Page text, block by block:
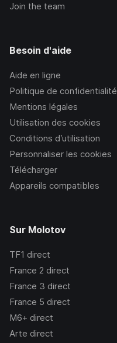
Join the team
Besoin d'aide
Aide en ligne
Politique de confidentialité
Mentions légales
Utilisation des cookies
Conditions d’utilisation
Personnaliser les cookies
Télécharger
Appareils compatibles
Sur Molotov
TF1 direct
France 2 direct
France 3 direct
France 5 direct
M6+ direct
Arte direct